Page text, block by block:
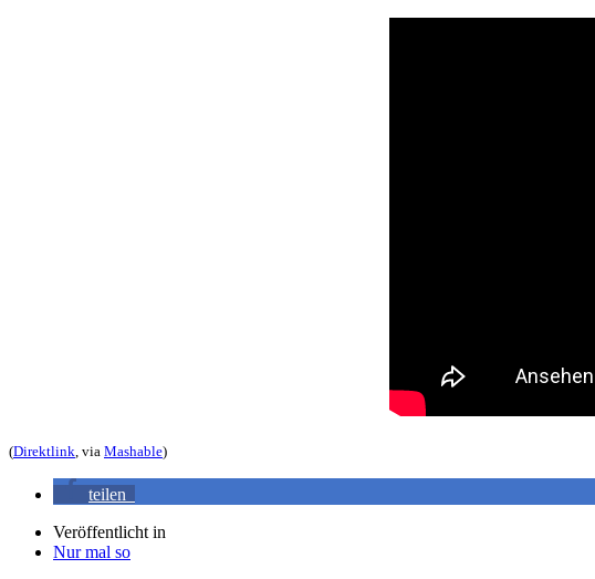
(Direktlink, via Mashable)
teilen
Veröffentlicht in
Nur mal so